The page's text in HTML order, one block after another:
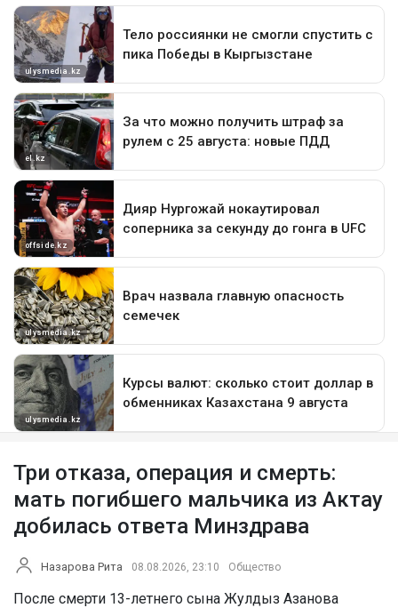
Три отказа, операция и смерть:
мать погибшего мальчика из Актау
добилась ответа Минздрава
Назарова Рита 08.08.2026, 23:10 Общество
После смерти 13-летнего сына Жулдыз Азанова